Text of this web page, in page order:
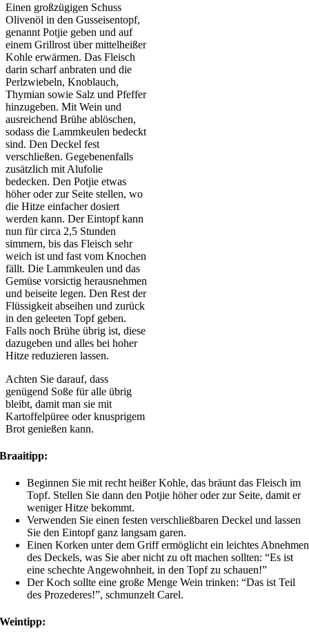
Einen großzügigen Schuss
Olivenöl in den Gusseisentopf,
genannt Potjie geben und auf
einem Grillrost über mittelheißer
Kohle erwärmen. Das Fleisch
darin scharf anbraten und die
Perlzwiebeln, Knoblauch,
Thymian sowie Salz und Pfeffer
hinzugeben. Mit Wein und
ausreichend Brühe ablöschen,
sodass die Lammkeulen bedeckt
sind. Den Deckel fest
verschließen. Gegebenenfalls
zusätzlich mit Alufolie
bedecken. Den Potjie etwas
höher oder zur Seite stellen, wo
die Hitze einfacher dosiert
werden kann. Der Eintopf kann
nun für circa 2,5 Stunden
simmern, bis das Fleisch sehr
weich ist und fast vom Knochen
fällt. Die Lammkeulen und das
Gemüse vorsictig herausnehmen
und beiseite legen. Den Rest der
Flüssigkeit abseihen und zurück
in den geleeten Topf geben.
Falls noch Brühe übrig ist, diese
dazugeben und alles bei hoher
Hitze reduzieren lassen.
Achten Sie darauf, dass
genügend Soße für alle übrig
bleibt, damit man sie mit
Kartoffelpüree oder knusprigem
Brot genießen kann.
Braaitipp:
Beginnen Sie mit recht heißer Kohle, das bräunt das Fleisch im
Topf. Stellen Sie dann den Potjie höher oder zur Seite, damit er
weniger Hitze bekommt.
Verwenden Sie einen festen verschließbaren Deckel und lassen
Sie den Eintopf ganz langsam garen.
Einen Korken unter dem Griff ermöglicht ein leichtes Abnehmen
des Deckels, was Sie aber nicht zu oft machen sollten: “Es ist
eine schechte Angewohnheit, in den Topf zu schauen!”
Der Koch sollte eine große Menge Wein trinken: “Das ist Teil
des Prozederes!”, schmunzelt Carel.
Weintipp: